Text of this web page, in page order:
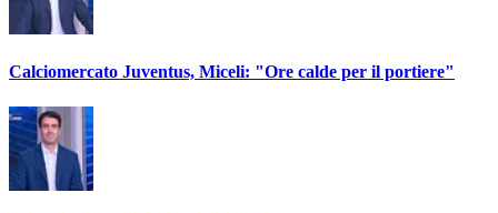
Calciomercato Juventus, Miceli: "Ore calde per il portiere"